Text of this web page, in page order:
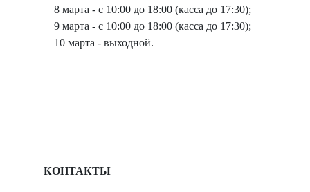
8 марта - с 10:00 до 18:00 (касса до 17:30);
9 марта - с 10:00 до 18:00 (касса до 17:30);
10 марта - выходной.
КОНТАКТЫ